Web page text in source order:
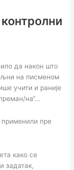
да након што
на писменом
учити и раније
на“…
пре
како се
задатак,